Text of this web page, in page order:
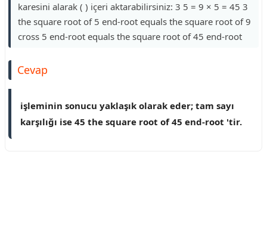
karesini alarak ( ) içeri aktarabilirsiniz: 3 5 = 9 × 5 = 45 3
the square root of 5 end-root equals the square root of 9
cross 5 end-root equals the square root of 45 end-root
Cevap
işleminin sonucu yaklaşık olarak eder; tam sayı
karşılığı ise 45 the square root of 45 end-root 'tir.